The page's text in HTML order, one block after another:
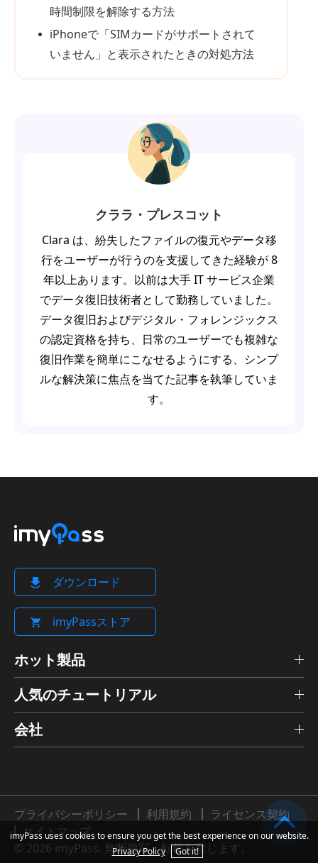
時間制限を解除する方法
iPhoneで「SIMカードがサポートされて
いません」と表示されたときの対処方法
クララ・プレスコット
Clara は、紛失したファイルの復元やデータ移
行をユーザーが行うのを支援してきた経験が 8
年以上あります。以前は大手 IT サービス企業
でデータ復旧技術者として勤務していました。
データ復旧およびデジタル・フォレンジックス
の認定資格を持ち、日常のユーザーでも複雑な
復旧作業を簡単にこなせるようにする、シンプ
ルな解決策に焦点を当てた記事を執筆していま
す。
ダウンロード
imyPassストア
ホット製品
人気のチュートリアル
会社
プライバシーポリシー 利用規約
ライセンス契約
サイトマップ
© 2026 imyPass. 無断複写・転載を禁じます。
imyPass uses cookies to ensure you get the best experience on our website.
Privacy Policy
Got it!